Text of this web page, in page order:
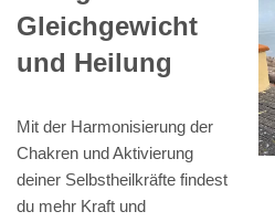
Gleichgewicht
und Heilung
Mit der Harmonisierung der
Chakren und Aktivierung
deiner Selbstheilkräfte findest
du mehr Kraft und